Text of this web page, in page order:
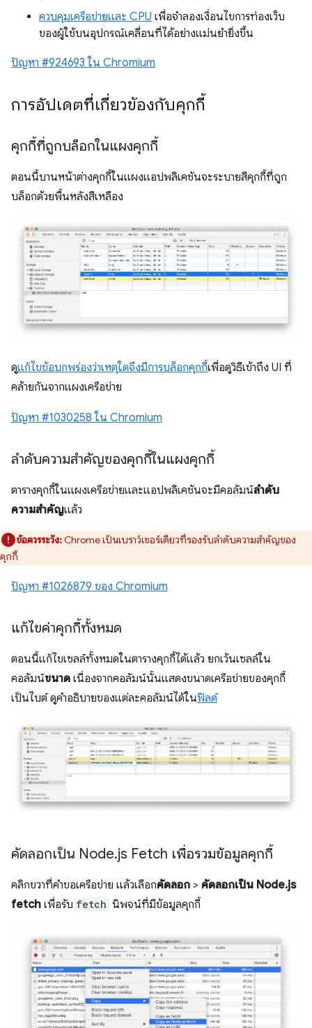
ควบคุมเครือข่ายและ CPU เพื่อจำลองเงื่อนไขการท่องเว็บ
ของผู้ใช้บนอุปกรณ์เคลื่อนที่ได้อย่างแม่นยำยิ่งขึ้น
ปัญหา #924693 ใน Chromium
การอัปเดตที่เกี่ยวข้องกับคุกกี้
คุกกี้ที่ถูกบล็อกในแผงคุกกี้
ตอนนี้บานหน้าต่างคุกกี้ในแผงแอปพลิเคชันจะระบายสีคุกกี้ที่ถูก
บล็อกด้วยพื้นหลังสีเหลือง
ดูแก้ไขข้อบกพร่องว่าเหตุใดจึงมีการบล็อกคุกกี้เพื่อดูวิธีเข้าถึง UI ที่
คล้ายกันจากแผงเครือข่าย
ปัญหา #1030258 ใน Chromium
ลำดับความสำคัญของคุกกี้ในแผงคุกกี้
ตารางคุกกี้ในแผงเครือข่ายและแอปพลิเคชันจะมีคอลัมน์ลำดับ
ความสำคัญแล้ว
ข้อควรระวัง:Chrome เป็นเบราว์เซอร์เดียวที่รองรับลำดับความสำคัญของ
คุกกี้
ปัญหา #1026879 ของ Chromium
แก้ไขค่าคุกกี้ทั้งหมด
ตอนนี้แก้ไขเซลล์ทั้งหมดในตารางคุกกี้ได้แล้ว ยกเว้นเซลล์ใน
คอลัมน์ขนาด เนื่องจากคอลัมน์นั้นแสดงขนาดเครือข่ายของคุกกี้
เป็นไบต์ ดูคำอธิบายของแต่ละคอลัมน์ได้ในฟิลด์
คัดลอกเป็น Node.js Fetch เพื่อรวมข้อมูลคุกกี้
คลิกขวาที่คำขอเครือข่าย แล้วเลือกคัดลอก > คัดลอกเป็น Node.js
fetch เพื่อรับ fetch นิพจน์ที่มีข้อมูลคุกกี้